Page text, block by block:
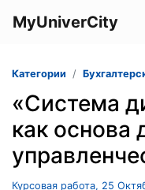
MyUniverCity
Категории
«Система
как основа
Курсовая работа, 25